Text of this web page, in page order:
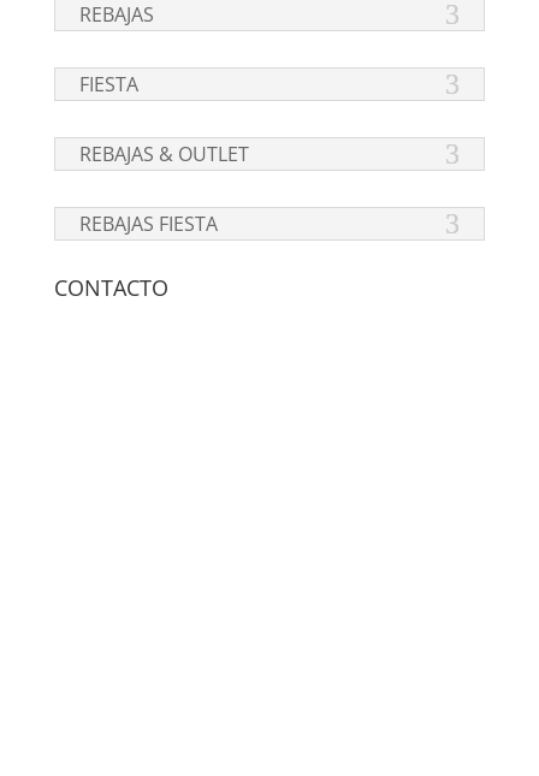
REBAJAS
FIESTA
REBAJAS & OUTLET
REBAJAS FIESTA
CONTACTO